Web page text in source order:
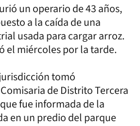
un operario de 43 años,
a la caída de una
usada para cargar arroz.
el miércoles por la tarde.
tomó
de Distrito Tercera
fue informada de la
en un predio del parque